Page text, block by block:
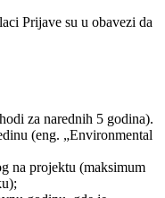
Prijave su u obavezi da
za narednih 5 godina).
(eng. „Environmental
na projektu (maksimum